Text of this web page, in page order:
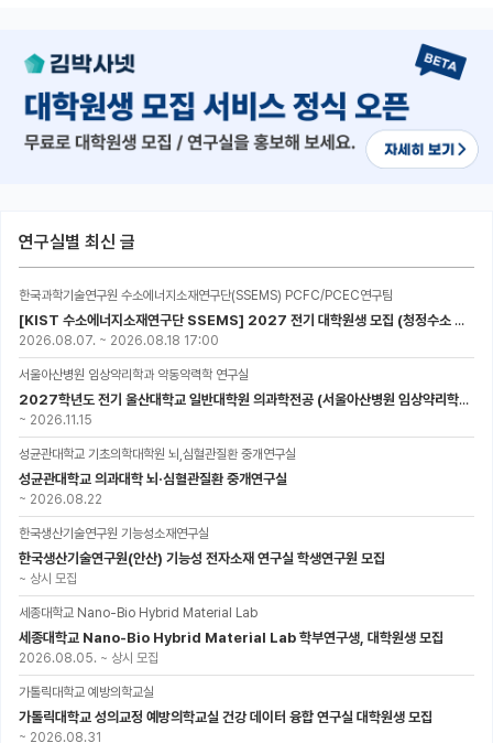
연구실별 최신 글
한국과학기술연구원 수소에너지소재연구단(SSEMS) PCFC/PCEC연구팀
[KIST 수소에너지소재연구단 SSEMS] 2027 전기 대학원생 모집 (청정수소 생산/활용을 위한 프로톤 세라믹 전지)
2026.08.07. ~ 2026.08.18 17:00
서울아산병원 임상약리학과 약동약력학 연구실
2027학년도 전기 울산대학교 일반대학원 의과학전공 (서울아산병원 임상약리학과 약동약력학 연구실) 대학원생 모집공고
~ 2026.11.15
성균관대학교 기초의학대학원 뇌,심혈관질환 중개연구실
성균관대학교 의과대학 뇌·심혈관질환 중개연구실
~ 2026.08.22
한국생산기술연구원 기능성소재연구실
한국생산기술연구원(안산) 기능성 전자소재 연구실 학생연구원 모집
~ 상시 모집
세종대학교 Nano-Bio Hybrid Material Lab
세종대학교 Nano-Bio Hybrid Material Lab 학부연구생, 대학원생 모집
2026.08.05. ~ 상시 모집
가톨릭대학교 예방의학교실
가톨릭대학교 성의교정 예방의학교실 건강 데이터 융합 연구실 대학원생 모집
~ 2026.08.31